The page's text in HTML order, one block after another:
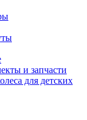
и запчасти
для детских